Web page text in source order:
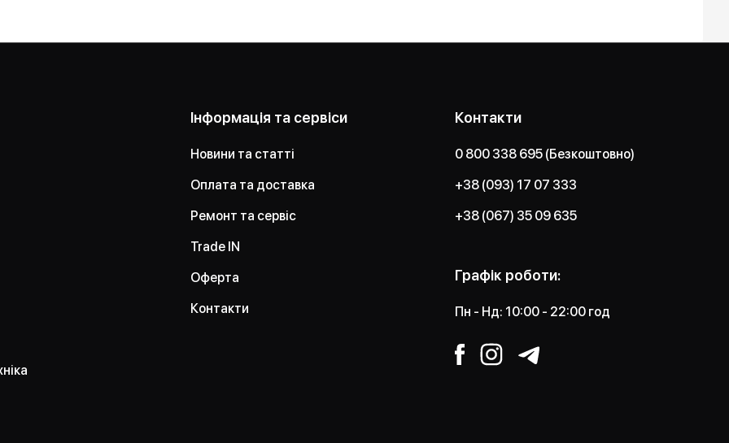
Інформація та сервіси
Новини та статті
Оплата та доставка
Ремонт та сервіс
Trade IN
Оферта
Контакти
Контакти
0 800 338 695 (Безкоштовно)
+38 (093) 17 07 333
+38 (067) 35 09 635
Графік роботи:
Пн - Нд: 10:00 - 22:00 год